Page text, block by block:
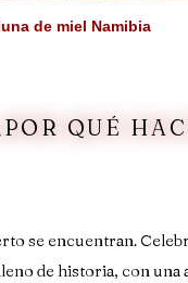
de miel Namibia
QUÉ
se encuentran.
de historia, con